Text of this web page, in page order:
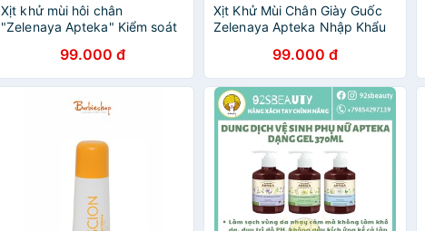
Xịt khử mùi hôi chân
"Zelenaya Apteka" Kiểm soát
99.000 đ
Xịt Khử Mùi Chân Giày Guốc
Zelenaya Apteka Nhập Khẩu
99.000 đ